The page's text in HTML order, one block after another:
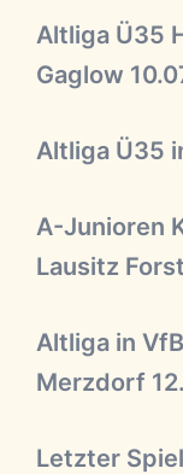
Altliga Ü35
Gaglow
Altliga Ü35
A-Junioren
Lausitz
Altliga in
Merzdorf
Letzter